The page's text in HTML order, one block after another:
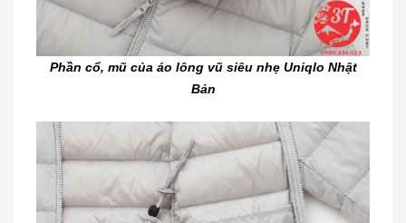
Phần cổ, mũ của áo lông vũ siêu nhẹ Uniqlo Nhật
Bản